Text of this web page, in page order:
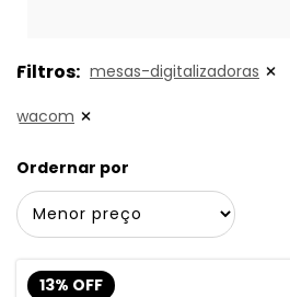
Filtros: mesas-digitalizadoras
wacom
Ordernar por
13% OFF